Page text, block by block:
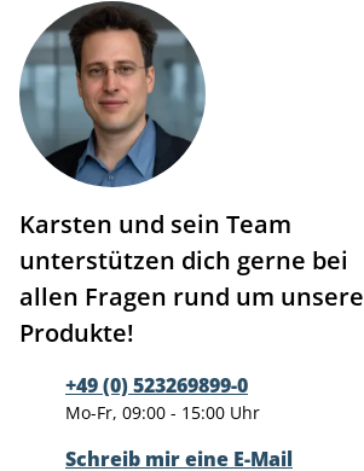
Karsten und sein Team
unterstützen dich gerne bei
allen Fragen rund um unsere
Produkte!
+49 (0) 523269899-0
Mo-Fr, 09:00 - 15:00 Uhr
Schreib mir eine E-Mail